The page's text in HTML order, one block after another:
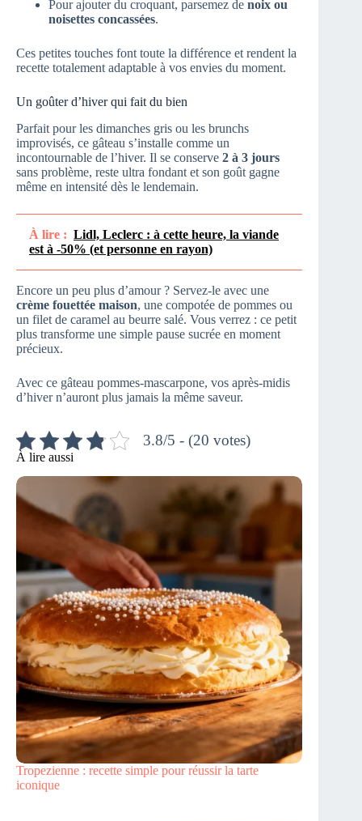
Pour ajouter du croquant, parsemez de noix ou
noisettes concassées.
Ces petites touches font toute la différence et rendent la
recette totalement adaptable à vos envies du moment.
Un goûter d’hiver qui fait du bien
Parfait pour les dimanches gris ou les brunchs
improvisés, ce gâteau s’installe comme un
incontournable de l’hiver. Il se conserve 2 à 3 jours
sans problème, reste ultra fondant et son goût gagne
même en intensité dès le lendemain.
À lire : Lidl, Leclerc : à cette heure, la viande
est à -50% (et personne en rayon)
Encore un peu plus d’amour ? Servez-le avec une
crème fouettée maison, une compotée de pommes ou
un filet de caramel au beurre salé. Vous verrez : ce petit
plus transforme une simple pause sucrée en moment
précieux.
Avec ce gâteau pommes-mascarpone, vos après-midis
d’hiver n’auront plus jamais la même saveur.
3.8/5 - (20 votes)
À lire aussi
Tropezienne : recette simple pour réussir la tarte
iconique